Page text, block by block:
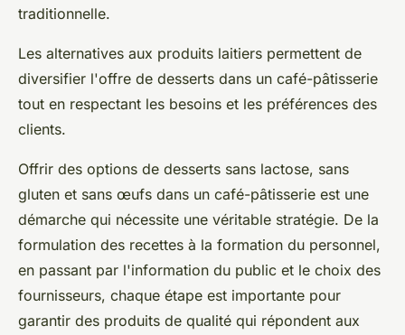
traditionnelle.
Les alternatives aux produits laitiers permettent de
diversifier l'offre de desserts dans un café-pâtisserie
tout en respectant les besoins et les préférences des
clients.
Offrir des options de desserts sans lactose, sans
gluten et sans œufs dans un café-pâtisserie est une
démarche qui nécessite une véritable stratégie. De la
formulation des recettes à la formation du personnel,
en passant par l'information du public et le choix des
fournisseurs, chaque étape est importante pour
garantir des produits de qualité qui répondent aux